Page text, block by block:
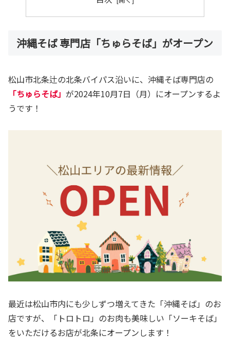
沖縄そば 専門店「ちゅらそば」がオープン
松山市北条辻の北条バイパス沿いに、沖縄そば専門店の
「ちゅらそば」 が2024年10月7日（月）にオープンするよ
うです！
最近は松山市内にも少しずつ増えてきた「沖縄そば」のお
店ですが、「トロトロ」のお肉も美味しい「ソーキそば」
をいただけるお店が北条にオープンします！